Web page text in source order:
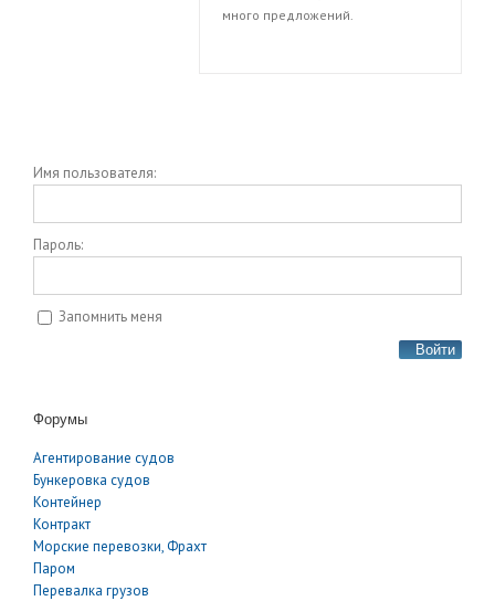
много предложений.
Имя пользователя:
Пароль:
Запомнить меня
Войти
Форумы
Агентирование судов
Бункеровка судов
Контейнер
Контракт
Морские перевозки, Фрахт
Паром
Перевалка грузов